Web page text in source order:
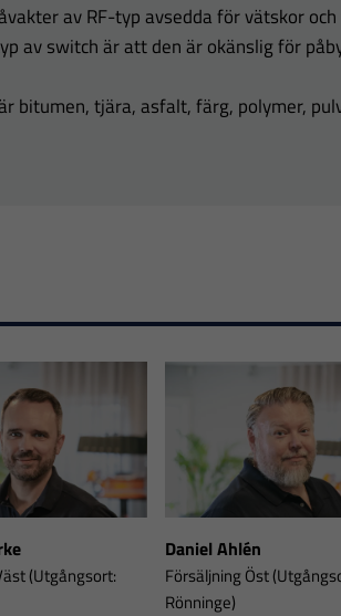
av RF-typ avsedda för vätskor
av switch är att den är okänslig för
bitumen, tjära, asfalt, färg, polymer,
(Utgångsort:
Daniel Ahlén
Försäljning Öst
Rönninge)